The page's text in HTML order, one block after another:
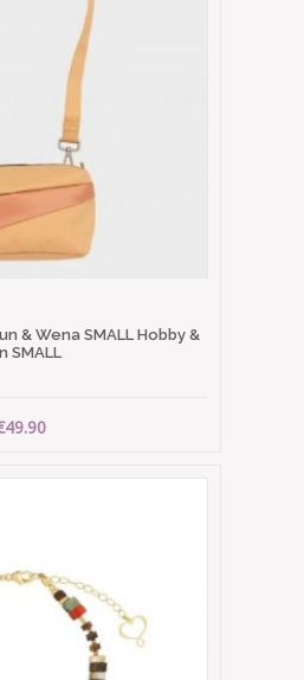
& Wena SMALL Hobby &
SMALL